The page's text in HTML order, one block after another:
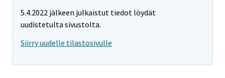
5.4.2022 jälkeen julkaistut tiedot löydät
uudistetulta sivustolta.
Siirry uudelle tilastosivulle